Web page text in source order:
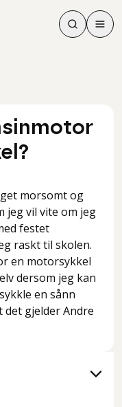
Søk
Søk
Meny
morsomt og
jeg vil vite om jeg
festet
raskt til skolen.
en motorsykkel
dersom jeg kan
en sånn
det gjelder Andre